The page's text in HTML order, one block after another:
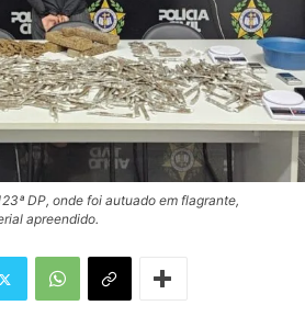
DP, onde foi autuado em flagrante,
apreendido.